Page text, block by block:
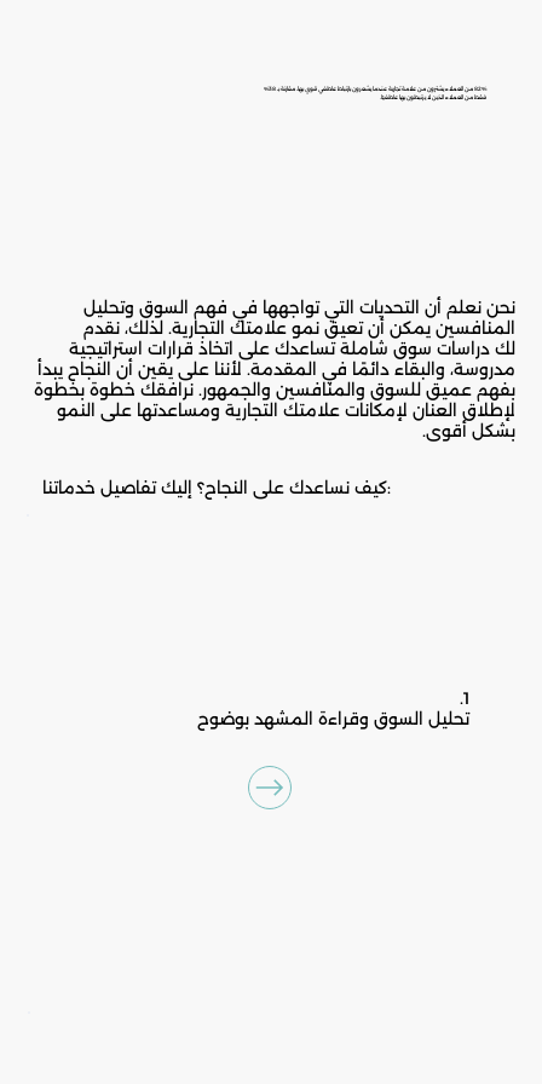
82% من العملاء يشترون من علامة تجارية عندما يشعرون بارتباط عاطفي قوي بها، مقارنة بـ 38%
فقط من العملاء الذين لا يرتبطون بها عاطفيًا.
نحن نعلم أن التحديات التي تواجهها في فهم السوق وتحليل
المنافسين يمكن أن تعيق نمو علامتك التجارية. لذلك، نقدم
لك دراسات سوق شاملة تساعدك على اتخاذ قرارات استراتيجية
مدروسة، والبقاء دائمًا في المقدمة. لأننا على يقين أن النجاح يبدأ
بفهم عميق للسوق والمنافسين والجمهور. نرافقك خطوة بخطوة
لإطلاق العنان لإمكانات علامتك التجارية ومساعدتها على النمو
بشكل أقوى.
كيف نساعدك على النجاح؟ إليك تفاصيل خدماتنا:
1.
تحليل السوق وقراءة المشهد بوضوح